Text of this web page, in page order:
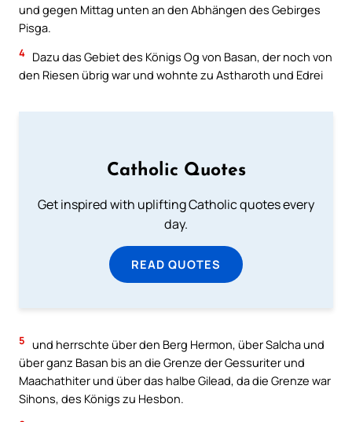
und gegen Mittag unten an den Abhängen des Gebirges
Pisga.
4 Dazu das Gebiet des Königs Og von Basan, der noch von
den Riesen übrig war und wohnte zu Astharoth und Edrei
Catholic Quotes
Get inspired with uplifting Catholic quotes every
day.
READ QUOTES
5 und herrschte über den Berg Hermon, über Salcha und
über ganz Basan bis an die Grenze der Gessuriter und
Maachathiter und über das halbe Gilead, da die Grenze war
Sihons, des Königs zu Hesbon.